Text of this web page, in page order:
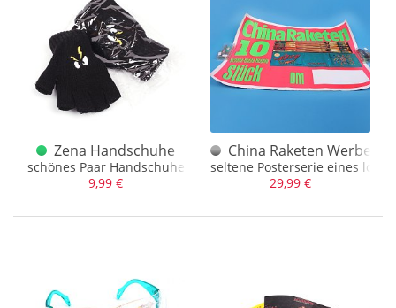
Zena Handschuhe
schönes Paar Handschuhe
9,99 €
China Raketen
seltene Posterserie eines
29,99 €